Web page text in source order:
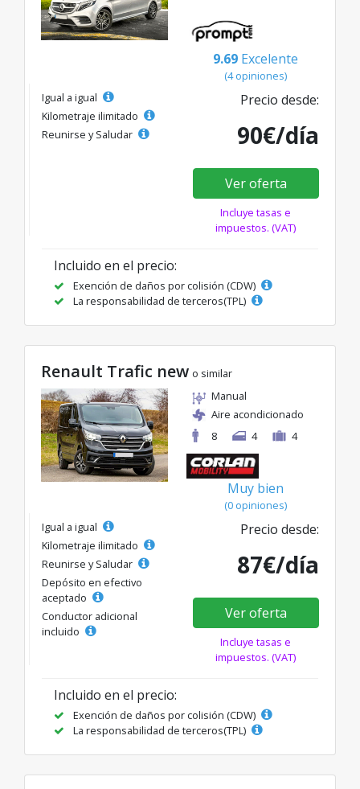
9.69 Excelente
(4 opiniones)
Igual a igual
Kilometraje ilimitado
Reunirse y Saludar
Precio desde:
90€/día
Ver oferta
Incluye tasas e
impuestos. (VAT)
Incluido en el precio:
Exención de daños por colisión (CDW)
La responsabilidad de terceros(TPL)
Renault Trafic new o similar
Manual
Aire acondicionado
8
4 4
Muy bien
(0 opiniones)
Igual a igual
Kilometraje ilimitado
Reunirse y Saludar
Depósito en efectivo
aceptado
Conductor adicional
incluido
Precio desde:
87€/día
Ver oferta
Incluye tasas e
impuestos. (VAT)
Incluido en el precio:
Exención de daños por colisión (CDW)
La responsabilidad de terceros(TPL)